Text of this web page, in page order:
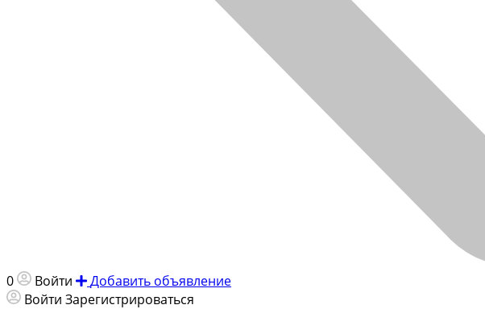
0 Войти
Добавить объявление
Войти Зарегистрироваться